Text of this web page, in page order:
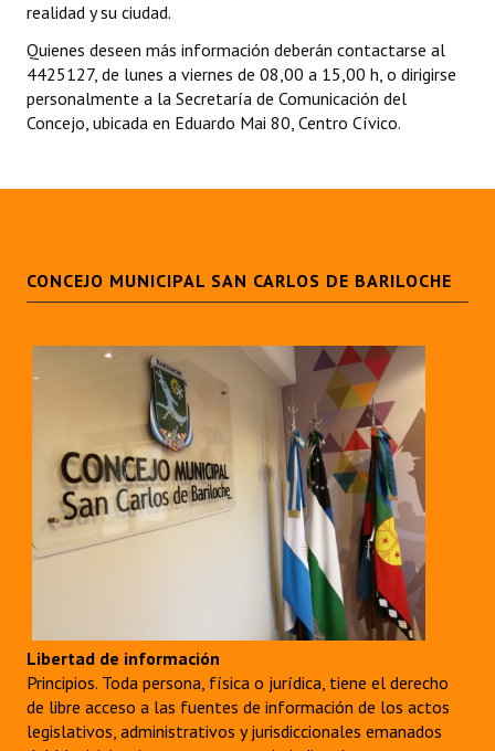
Comunicaciones
Declaraciones
INSTITUCIONAL
Noticias Destacadas
Registros y Distinciones
Datos Históricos
Premio al Mérito - Registro
Audiencias Públicas - Registro
Mujeres que Dejaron Huellas - Registro
Periodistas Decanos - Registro
Ciudadano Ilustre - Registro
Banca del Vecino - Registro
realidad y su ciudad.
Quienes deseen más información deberán contactarse al
4425127, de lunes a viernes de 08,00 a 15,00 h, o dirigirse
personalmente a la Secretaría de Comunicación del
Concejo, ubicada en Eduardo Mai 80, Centro Cívico.
CONCEJO MUNICIPAL SAN CARLOS DE BARILOCHE
Libertad de información
Principios. Toda persona, física o jurídica, tiene el derecho
de libre acceso a las fuentes de información de los actos
legislativos, administrativos y jurisdiccionales emanados